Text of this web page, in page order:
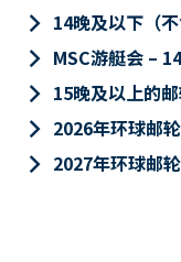
keyboard_arrow_right 14晚及以下（不
keyboard_arrow_right MSC游艇会 –
keyboard_arrow_right 15晚及以上的
keyboard_arrow_right 2026年环球邮轮
keyboard_arrow_right 2027年环球邮轮